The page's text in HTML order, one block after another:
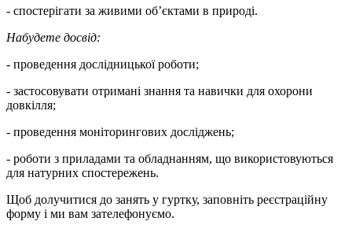
- спостерігати за живими об’єктами в природі.
Набудете досвід:
- проведення дослідницької роботи;
- застосовувати отримані знання та навички для охорони
довкілля;
- проведення моніторингових досліджень;
- роботи з приладами та обладнанням, що використовуються
для натурних спостережень.
Щоб долучитися до занять у гуртку, заповніть реєстраційну
форму і ми вам зателефонуємо.